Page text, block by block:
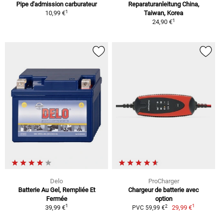
Pipe d'admission carburateur
10,99 €1
Reparaturanleitung China,
Taiwan, Korea
24,90 €1
Delo
Batterie Au Gel, Rempliée Et
Fermée
39,99 €1
ProCharger
Chargeur de batterie avec
option
PVC 59,99 €2 29,99 €1